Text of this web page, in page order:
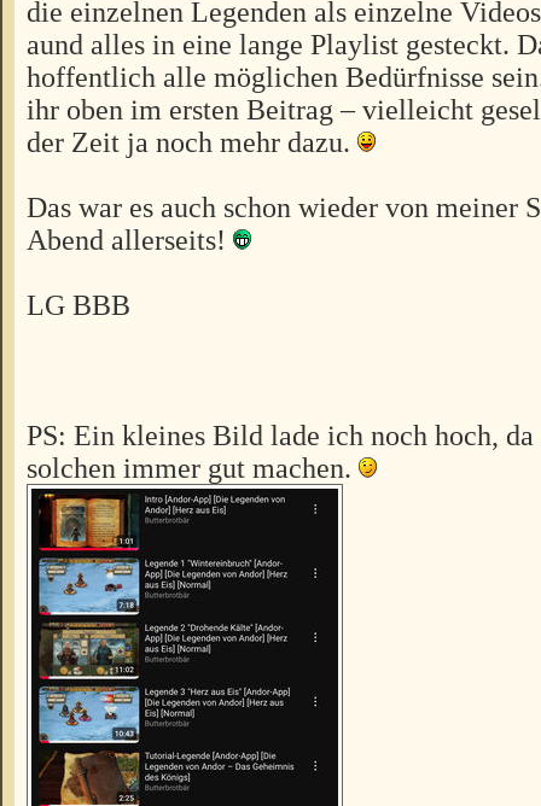
die einzelnen Legenden als einzelne
aund alles in eine lange Playlist gesteckt.
hoffentlich alle möglichen Bedürfnisse
ihr oben im ersten Beitrag – vielleicht
der Zeit ja noch mehr dazu.
Das war es auch schon wieder von meiner
Abend allerseits!
LG BBB
PS: Ein kleines Bild lade ich noch hoch,
solchen immer gut machen.